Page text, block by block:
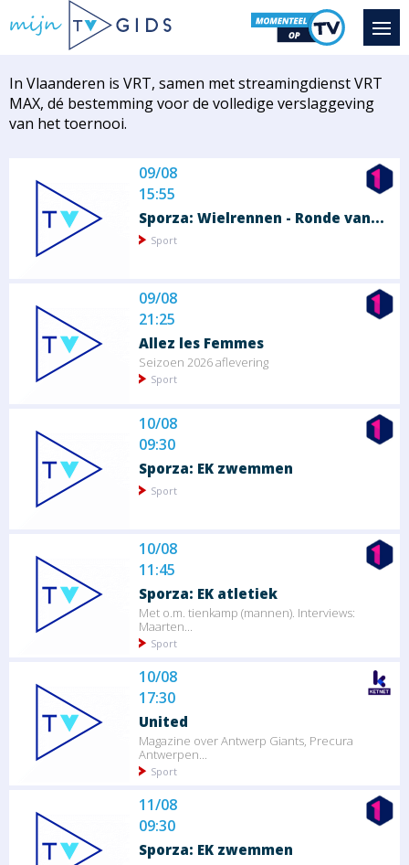
In Vlaanderen is VRT, samen met streamingdienst VRT
MAX, dé bestemming voor de volledige verslaggeving
van het toernooi.
09/08
15:55
Sporza: Wielrennen - Ronde van...
Sport
09/08
21:25
Allez les Femmes
Seizoen 2026 aflevering
Sport
10/08
09:30
Sporza: EK zwemmen
Sport
10/08
11:45
Sporza: EK atletiek
Met o.m. tienkamp (mannen). Interviews:
Maarten...
Sport
10/08
17:30
United
Magazine over Antwerp Giants, Precura
Antwerpen...
Sport
11/08
09:30
Sporza: EK zwemmen